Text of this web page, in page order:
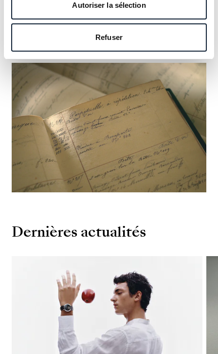
Autoriser la sélection
Refuser
notre héritage et saisissez l’occasion d’y inscrire le vôtre.
Dernières actualités